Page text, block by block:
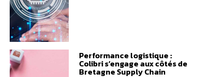
Performance logistique :
Colibri s’engage aux côtés de
Bretagne Supply Chain